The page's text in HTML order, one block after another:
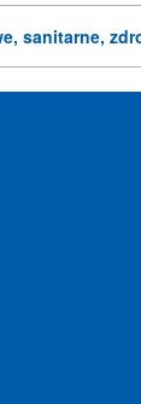
sanitarne,